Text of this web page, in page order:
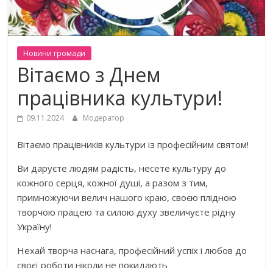
Новини громади
Вітаємо з Днем
працівника культури!
09.11.2024 Модератор
Вітаємо працівників культури із професійним святом!
Ви даруєте людям радість, несете культуру до
кожного серця, кожної душі, а разом з тим,
примножуючи велич нашого краю, своєю плідною
творчою працею та силою духу звеличуєте рідну
Україну!
Нехай творча наснага, професійний успіх і любов до
своєї роботи ніколи не покидають